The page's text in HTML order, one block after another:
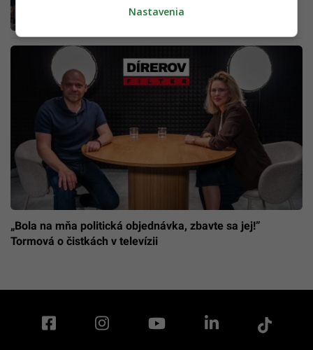
predplatiteľov na festival Metronome
„Bola na mňa politická objednávka, zbavte sa jej!”
Tormová o čistkách v televízii
Nastavenia